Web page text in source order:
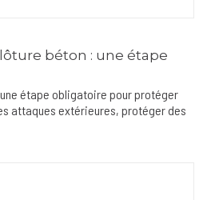
béton : une étape
étape obligatoire pour protéger
attaques extérieures, protéger des